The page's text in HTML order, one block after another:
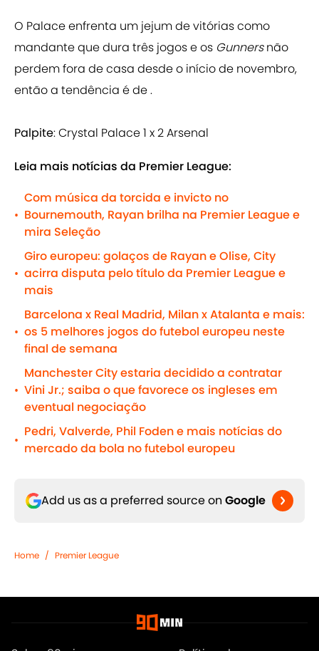
O Palace enfrenta um jejum de vitórias como
mandante que dura três jogos e os Gunnersnão
perdem fora de casa desde o início de novembro,
então a tendência é de .
Palpite: Crystal Palace 1 x 2 Arsenal
Leia mais notícias da Premier League:
•
Com música da torcida e invicto no
Bournemouth, Rayan brilha na Premier League e
mira Seleção
•
Giro europeu: golaços de Rayan e Olise, City
acirra disputa pelo título da Premier League e
mais
•
Barcelona x Real Madrid, Milan x Atalanta e mais:
os 5 melhores jogos do futebol europeu neste
final de semana
•
Manchester City estaria decidido a contratar
Vini Jr.; saiba o que favorece os ingleses em
eventual negociação
•
Pedri, Valverde, Phil Foden e mais notícias do
mercado da bola no futebol europeu
Add us as a preferred source on Google
Home / Premier League